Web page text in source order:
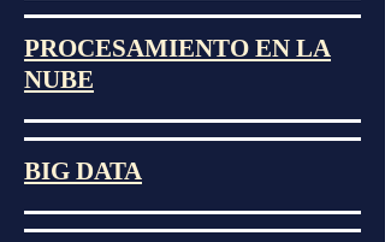
PROCESAMIENTO EN LA
NUBE
BIG DATA